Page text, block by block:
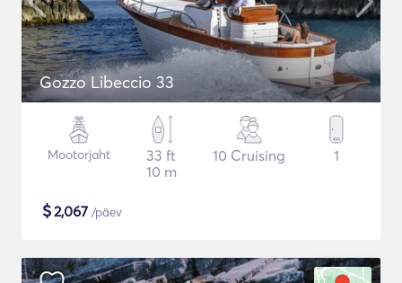
Gozzo Libeccio 33
Mootorjaht
33 ft
10 m
10 Cruising 1
$2,067 /päev